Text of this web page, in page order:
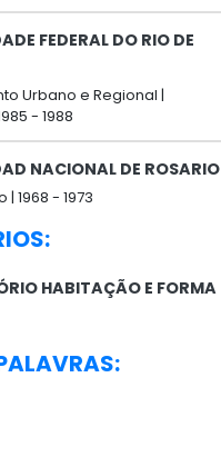
FEDERAL DO RIO DE
Urbano e Regional |
- 1988
NACIONAL DE ROSARIO
| 1968 - 1973
HABITAÇÃO E FORMA